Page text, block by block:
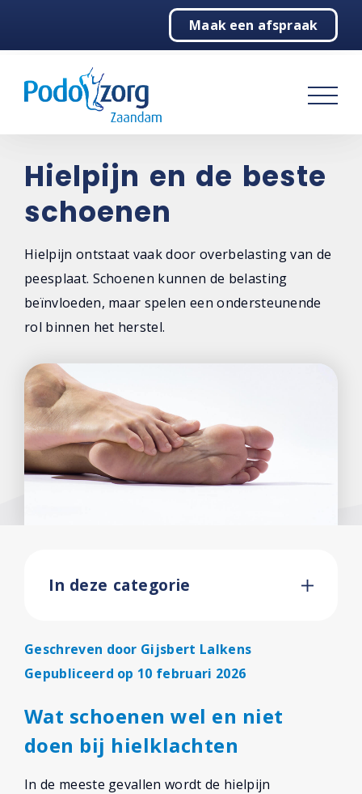
Maak een afspraak
Pijnlijke voeten
Behandelingen
Over ons
Contact
Hielpijn en de beste
schoenen
Hielpijn ontstaat vaak door overbelasting van de
peesplaat. Schoenen kunnen de belasting
beïnvloeden, maar spelen een ondersteunende
rol binnen het herstel.
In deze categorie
Geschreven door Gijsbert Lalkens
Gepubliceerd op 10 februari 2026
Wat schoenen wel en niet
doen bij hielklachten
In de meeste gevallen wordt de hielpijn